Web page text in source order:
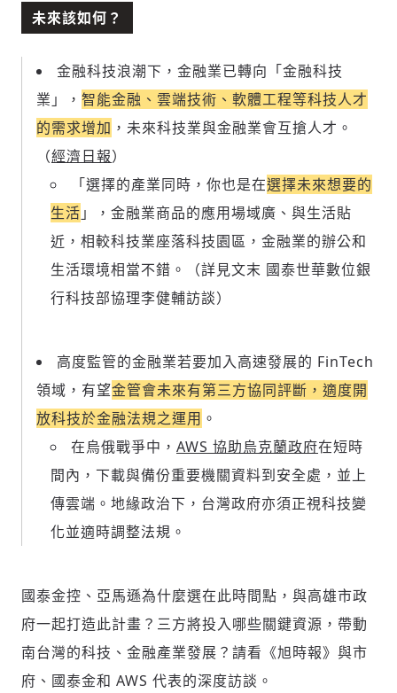
未來該如何？
金融科技浪潮下，金融業已轉向「金融科技
業」， 智能金融、雲端技術、軟體工程等科技人才
的需求增加 ，未來科技業與金融業會互搶人才。
（經濟日報）
「選擇的產業同時，你也是在選擇未來想要的
生活 」，金融業商品的應用場域廣、與生活貼
近，相較科技業座落科技園區，金融業的辦公和
生活環境相當不錯。（詳見文末 國泰世華數位銀
行科技部協理李健輔訪談）
高度監管的金融業若要加入高速發展的 FinTech
領域，有望金管會未來有第三方協同評斷，適度開
放科技於金融法規之運用 。
在烏俄戰爭中， AWS 協助烏克蘭政府在短時
間內，下載與備份重要機關資料到安全處，並上
傳雲端。地緣政治下，台灣政府亦須正視科技變
化並適時調整法規。
國泰金控、亞馬遜為什麼選在此時間點，與高雄市政
府一起打造此計畫？三方將投入哪些關鍵資源，帶動
南台灣的科技、金融產業發展？請看《旭時報》與市
府、國泰金和 AWS 代表的深度訪談。